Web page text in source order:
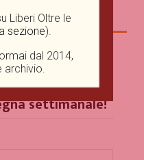
List per
settimanale!
Liberi Oltre le
sezione).
dal 2014,